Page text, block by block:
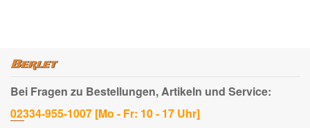
Bei Fragen zu Bestellungen, Artikeln und Service:
02334-955-1007 [Mo - Fr: 10 - 17 Uhr]